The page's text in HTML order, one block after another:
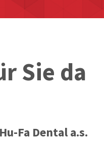
Sie da
Hu-Fa Dental a.s.